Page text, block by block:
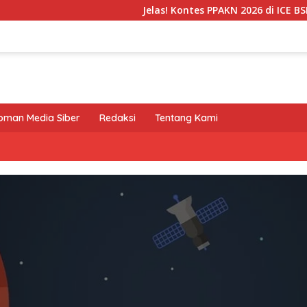
Jelas! Kontes PPAKN 2026 di ICE BSD
Media Siber Redaksi Tentang Kami